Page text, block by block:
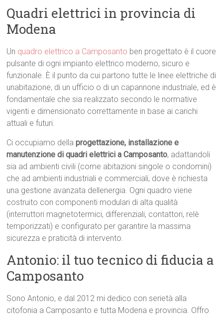
Quadri elettrici in provincia di
Modena
Un quadro elettrico a Camposanto ben progettato è il cuore
pulsante di ogni impianto elettrico moderno, sicuro e
funzionale. È il punto da cui partono tutte le linee elettriche di
unabitazione, di un ufficio o di un capannone industriale, ed è
fondamentale che sia realizzato secondo le normative
vigenti e dimensionato correttamente in base ai carichi
attuali e futuri.
Ci occupiamo dellaprogettazione, installazione e
manutenzione di quadri elettrici a Camposanto, adattandoli
sia ad ambienti civili (come abitazioni singole o condomini)
che ad ambienti industriali e commerciali, dove è richiesta
una gestione avanzata dellenergia. Ogni quadro viene
costruito con componenti modulari di alta qualità
(interruttori magnetotermici, differenziali, contattori, relè
temporizzati) e configurato per garantire la massima
sicurezza e praticità di intervento.
Antonio: il tuo tecnico di fiducia a
Camposanto
Sono Antonio, e dal 2012 mi dedico con serietà alla
citofonia a Camposanto e tutta Modena e provincia. Offro